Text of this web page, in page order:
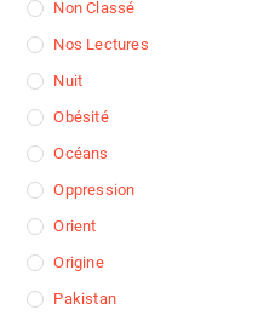
Non Classé
Nos Lectures
Nuit
Obésité
Océans
Oppression
Orient
Origine
Pakistan